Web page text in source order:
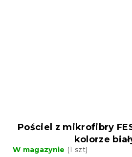
Pościel z mikrofibry
kolorze
W magazynie (1 szt)